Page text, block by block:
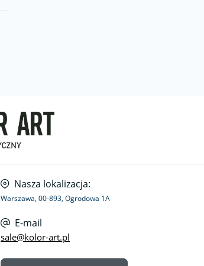
Nasza lokalizacja:
Warszawa, 00-893, Ogrodowa 1A
E-mail
sale@kolor-art.pl